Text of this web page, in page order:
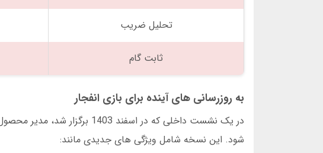
تحلیل ضریب
ثابت گام
به روزرسانی های آینده برای بازی انفجار
شود. این نسخه شامل ویژگی های جدیدی مانند: